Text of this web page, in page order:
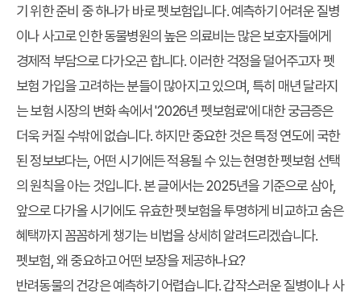
기 위한 준비 중 하나가 바로 펫보험입니다. 예측하기 어려운 질병
이나 사고로 인한 동물병원의 높은 의료비는 많은 보호자들에게
경제적 부담으로 다가오곤 합니다. 이러한 걱정을 덜어주고자 펫
보험 가입을 고려하는 분들이 많아지고 있으며, 특히 매년 달라지
는 보험 시장의 변화 속에서 '2026년 펫보험료'에 대한 궁금증은
더욱 커질 수밖에 없습니다. 하지만 중요한 것은 특정 연도에 국한
된 정보보다는, 어떤 시기에든 적용될 수 있는 현명한 펫보험 선택
의 원칙을 아는 것입니다. 본 글에서는 2025년을 기준으로 삼아,
앞으로 다가올 시기에도 유효한 펫보험을 투명하게 비교하고 숨은
혜택까지 꼼꼼하게 챙기는 비법을 상세히 알려드리겠습니다.
펫보험, 왜 중요하고 어떤 보장을 제공하나요?
반려동물의 건강은 예측하기 어렵습니다. 갑작스러운 질병이나 사